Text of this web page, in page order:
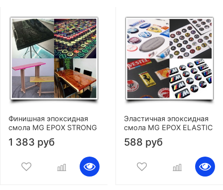
Финишная эпоксидная
смола MG EPOX STRONG
1 383 руб
Эластичная эпоксидная
смола MG EPOX ELASTIC
588 руб